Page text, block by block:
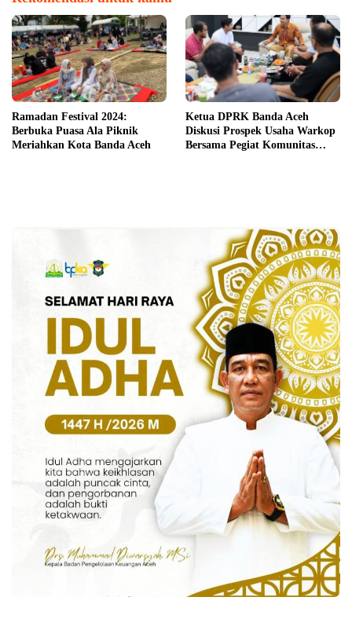
Ramadan Festival 2024:
Berbuka Puasa Ala Piknik
Meriahkan Kota Banda Aceh
Ketua DPRK Banda Aceh
Diskusi Prospek Usaha Warkop
Bersama Pegiat Komunitas